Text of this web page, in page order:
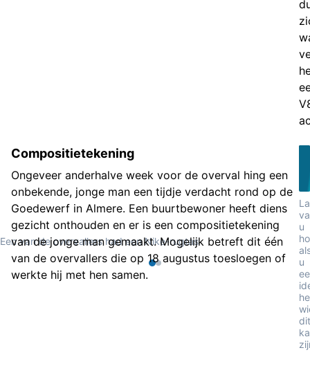
Een van de overvallers had een Nike-rugtas
Compositietekening
Ongeveer anderhalve week voor de overval hing een
onbekende, jonge man een tijdje verdacht rond op de
Goedewerf in Almere. Een buurtbewoner heeft diens
gezicht onthouden en er is een compositietekening
van de jonge man gemaakt. Mogelijk betreft dit één
van de overvallers die op 18 augustus toesloegen of
werkte hij met hen samen.
u
u
dit